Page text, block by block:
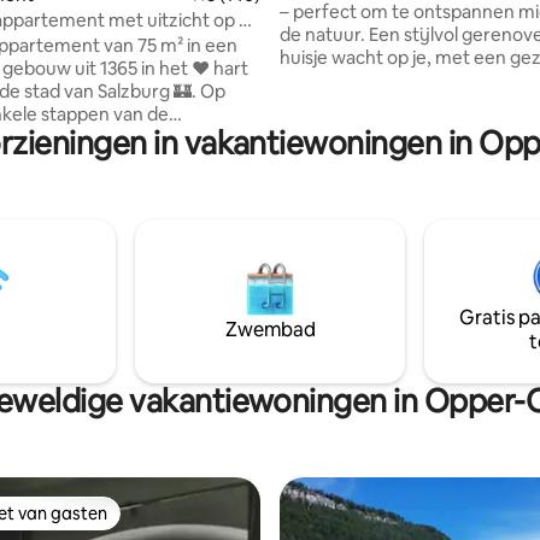
met uitzicht op de
van 75 m² in een
uit 1365 in het ❤️ hart
stad van Salzburg 🏰. Op
stappen van de
van 🎶👗'The Sound of
Hall, 🌟kerstmarkt en
2e verdieping '3e verdieping
toegankelijk via lift
4 cm drempel bij de
het gebouw).
– perfect om te ontspannen
de natuur. Een stijlvol
huisje wacht op je, met een
keuken, een overdekte
buitenkeuken en een eigen
vogelgezang en pure
unieke sfeer.
in vakantiewoningen in
Zwembad
Gratis
vakantiewoningen in
van gasten
van gasten